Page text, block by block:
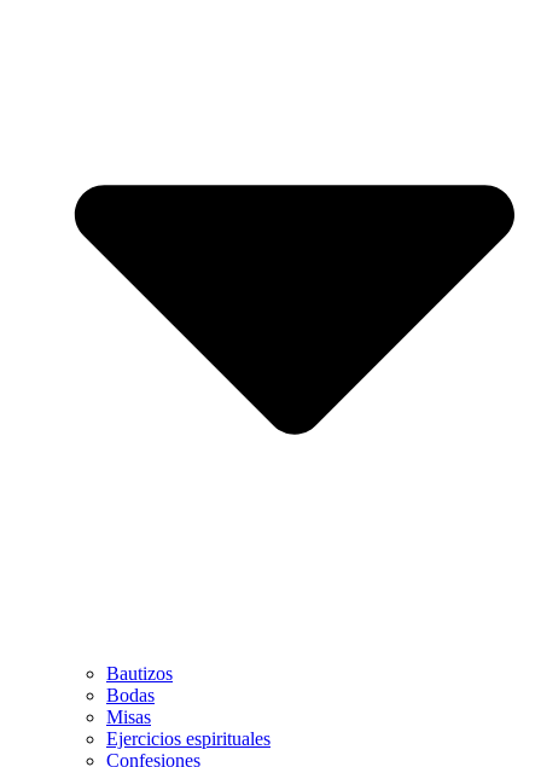
Bautizos
Bodas
Misas
Ejercicios espirituales
Confesiones